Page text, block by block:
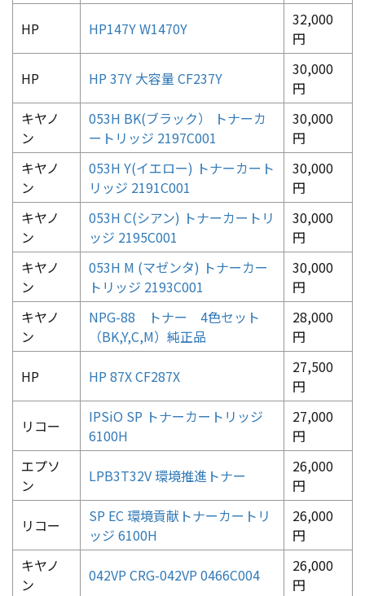
HP HP147Y W1470Y
32,000
円
HP HP 37Y 大容量 CF237Y
30,000
円
キヤノ
ン
053H BK(ブラック） トナーカ
ートリッジ 2197C001
30,000
円
キヤノ
ン
053H Y(イエロー) トナーカート
リッジ 2191C001
30,000
円
キヤノ
ン
053H C(シアン) トナーカートリ
ッジ 2195C001
30,000
円
キヤノ
ン
053H M (マゼンタ) トナーカー
トリッジ 2193C001
30,000
円
キヤノ
ン
NPG-88 トナー 4色セット
（BK,Y,C,M）純正品
28,000
円
HP HP 87X CF287X
27,500
円
リコー
IPSiO SP トナーカートリッジ
6100H
27,000
円
エプソ
ン
LPB3T32V 環境推進トナー
26,000
円
リコー
SP EC 環境貢献トナーカートリ
ッジ 6100H
26,000
円
キヤノ
ン
042VP CRG-042VP 0466C004
26,000
円